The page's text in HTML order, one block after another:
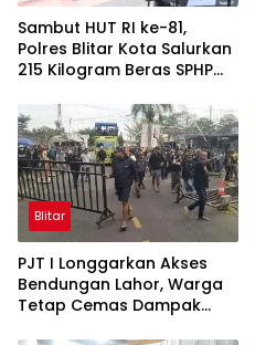
Sambut HUT RI ke-81,
Polres Blitar Kota Salurkan
215 Kilogram Beras SPHP
Murah
Blitar
PJT I Longgarkan Akses
Bendungan Lahor, Warga
Tetap Cemas Dampak